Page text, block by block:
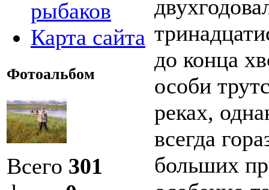
рыбаков
Карта сайта
Фотоальбом
Всего 301
до конца
особи
реках,
всегда
больших